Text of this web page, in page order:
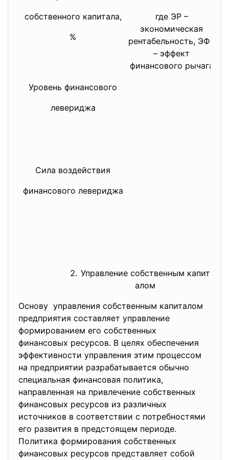
собственного капитала,
%
где ЭР –
экономическая
рентабельность, ЭФР
– эффект
финансового рычага
Уровень финансового
левериджа
Сила воздействия
финансового левериджа
Управление собственным капит
алом
Основу управления собственным капиталом
предприятия составляет управление
формированием его собственных
финансовых ресурсов. В целях обеспечения
эффективности управления этим процессом
на предприятии разрабатывается обычно
специальная финансовая политика,
направленная на привлечение собственных
финансовых ресурсов из различных
источников в соответствии с потребностями
его развития в предстоящем периоде.
Политика формирования собственных
финансовых ресурсов представляет собой